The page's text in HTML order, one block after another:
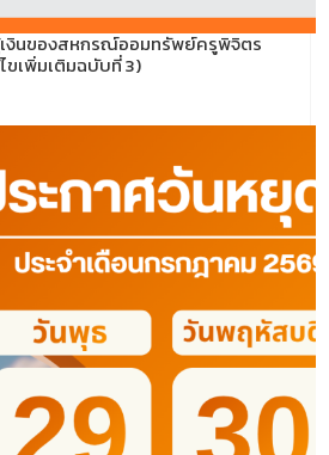
งินของสหกรณ์ออมทรัพย์ครูพิจิตร
ขเพิ่มเติมฉบับที่ 3)